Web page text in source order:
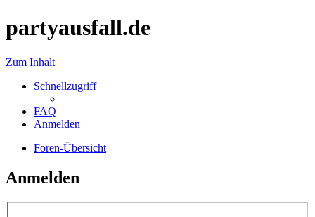
partyausfall.de
Zum Inhalt
Schnellzugriff
FAQ
Anmelden
Foren-Übersicht
Anmelden